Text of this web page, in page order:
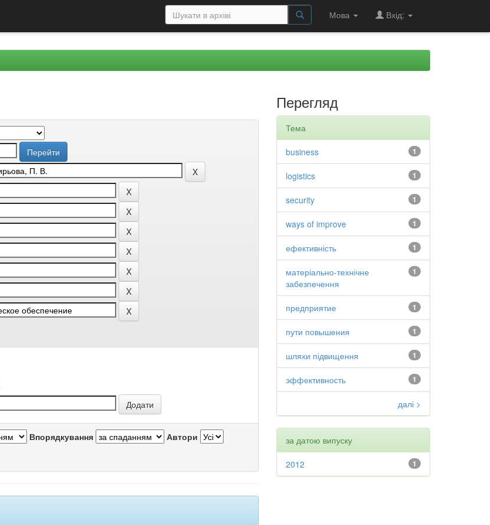
Мова Вхід:
Впорядкування Автори
Перегляд
Тема
1
business
1
logistics
1
security
1
ways of improve
1
ефективність
1
матеріально-технічне
забезпечення
1
предприятие
1
пути повышения
1
шляхи підвищення
1
эффективность
далі >
за датою випуску
1
2012